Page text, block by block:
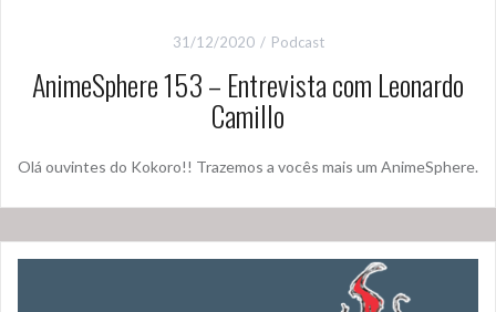
31/12/2020 Podcast
AnimeSphere 153 – Entrevista com Leonardo
Camillo
Olá ouvintes do Kokoro!! Trazemos a vocês mais um AnimeSphere.